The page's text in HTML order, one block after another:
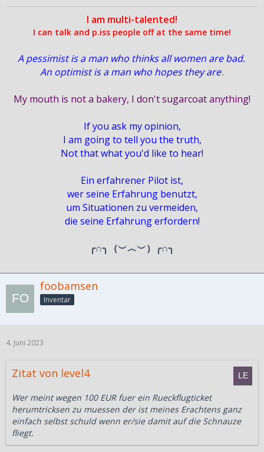
I am multi-talented!
I can talk and p.iss people off at the same time!
A pessimist is a man who thinks all women are bad.
An optimist is a man who hopes they are.
My mouth is not a bakery, I don't sugarcoat anything!
If you ask my opinion,
I am going to tell you the truth,
Not that what you'd like to hear!
Ein erfahrener Pilot ist,
wer seine Erfahrung benutzt,
um Situationen zu vermeiden,
die seine Erfahrung erfordern!
╭∩╮（︶︿︶）╭∩╮
foobamsen
Inventar
4. Juni 2023
Zitat von level4
Wer meint wegen 100 EUR fuer ein Rueckflugticket
herumtricksen zu muessen der ist meines Erachtens ganz
einfach selbst schuld wenn er/sie damit auf die Schnauze
fliegt.